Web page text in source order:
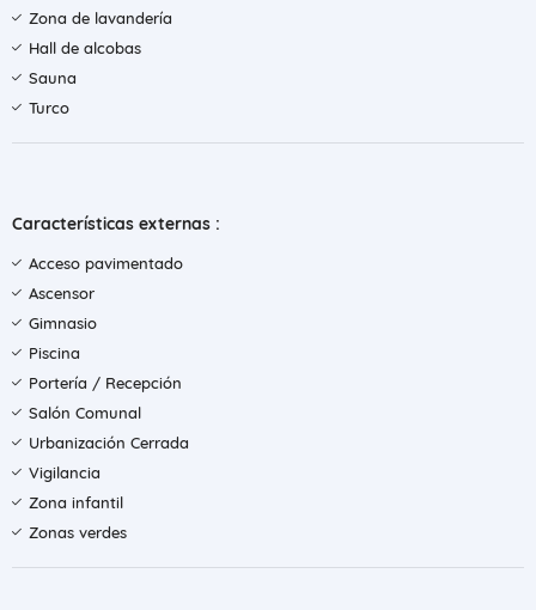
Zona de lavandería
Hall de alcobas
Sauna
Turco
Características externas :
Acceso pavimentado
Ascensor
Gimnasio
Piscina
Portería / Recepción
Salón Comunal
Urbanización Cerrada
Vigilancia
Zona infantil
Zonas verdes